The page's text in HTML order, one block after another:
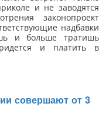
и не заводятся
законопроект
надбавки
и больше тратишь
и платить в
совершают от 3